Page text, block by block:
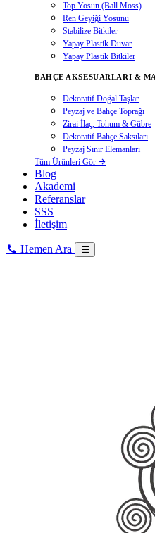
Top Yosun (Ball Moss)
Ren Geyiği Yosunu
Stabilize Bitkiler
Yapay Plastik Duvar
Yapay Plastik Bitkiler
BAHÇE AKSESUARLARI &
Dekoratif Doğal Taşlar
Peyzaj ve Bahçe Toprağı
Zirai İlaç, Tohum & Gübre
Dekoratif Bahçe Saksıları
Peyzaj Sınır Elemanları
Tüm Ürünleri Gör
Blog
Akademi
Referanslar
SSS
İletişim
Hemen Ara